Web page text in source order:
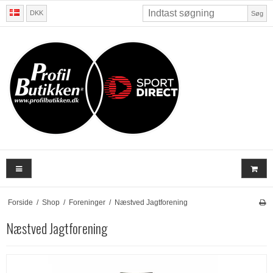
DKK Søg
Forside / Shop / Foreninger / Næstved Jagtforening
Næstved Jagtforening